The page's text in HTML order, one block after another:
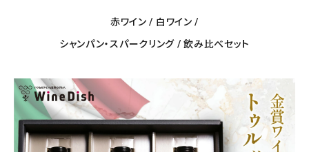
赤ワイン / 白ワイン /
シャンパン・スパークリング /飲み比べセット